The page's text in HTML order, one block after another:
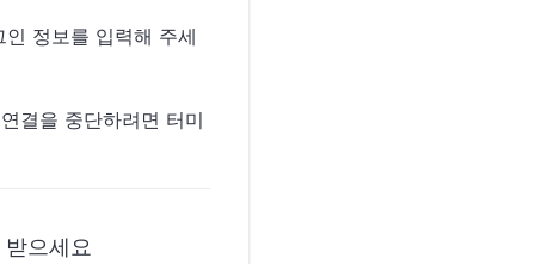
정보를 입력해 주세
결을 중단하려면 터미
으세요